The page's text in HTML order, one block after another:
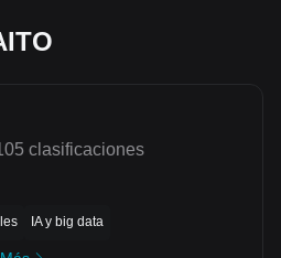
clasificaciones
IA y big data